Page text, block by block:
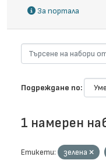
За портала
Подреждане по
1 намерен
Етикети: зелена